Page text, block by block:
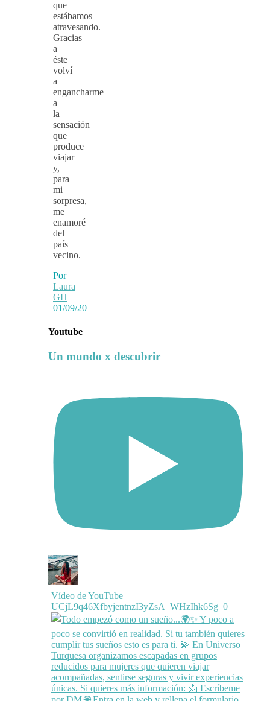
que
estábamos
atravesando.
Gracias
a
éste
volví
a
engancharme
a
la
sensación
que
produce
viajar
y,
para
mi
sorpresa,
me
enamoré
del
país
vecino.
Por
Laura
GH
01/09/20
Youtube
Un mundo x descubrir
Vídeo de YouTube
UCjL9q46XfbyjentnzI3yZsA_WHzIhk6Sg_0